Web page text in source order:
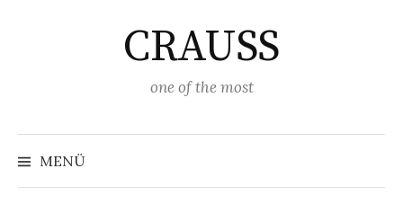
CRAUSS
one of the most
MENÜ
Suchen